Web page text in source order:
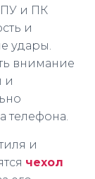
и ПК
и
удары.
внимание
и
телефона.
и
чехол